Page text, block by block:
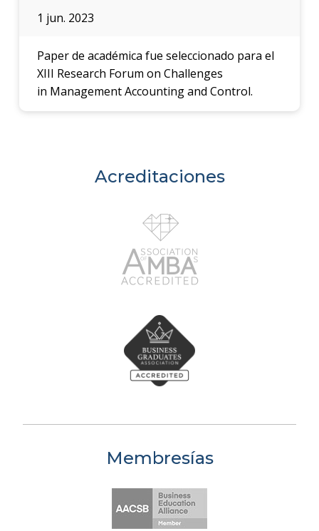
1 jun. 2023
Paper de académica fue seleccionado para el
XIII Research Forum on Challenges
in Management Accounting and Control.
Acreditaciones
Membresías